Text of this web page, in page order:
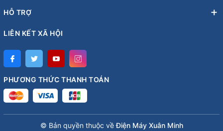
HỖ TRỢ
LIÊN KẾT XÃ HỘI
PHƯƠNG THỨC THANH TOÁN
© Bản quyền thuộc vềĐiện Máy Xuân Minh